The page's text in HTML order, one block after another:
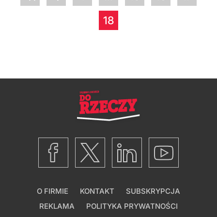
18
O FIRMIE KONTAKT
SUBSKRYPCJA
REKLAMA
POLITYKA PRYWATNOŚCI